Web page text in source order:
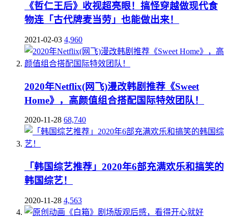
《哲仁王后》收视超亮眼！搞怪穿越做现代食
物连「古代牌麦当劳」也能做出来！
2021-02-03 4,960
2020年Netflix(网飞)漫改韩剧推荐《Sweet
Home》，高颜值组合搭配国际特效团队！
2020-11-28 68,740
「韩国综艺推荐」2020年6部充满欢乐和搞笑的
韩国综艺！
2020-11-28 4,563